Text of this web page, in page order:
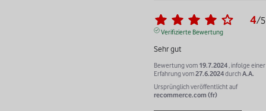
4/5
Verifizierte Bewertung
Sehr gut
Bewertung vom 19.7.2024 , infolge einer
Erfahrung vom27.6.2024durchA.A.
Ursprünglich veröffentlicht auf
recommerce.com (fr)